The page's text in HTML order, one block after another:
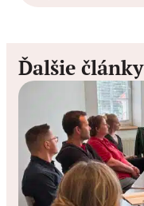
Ďalšie články